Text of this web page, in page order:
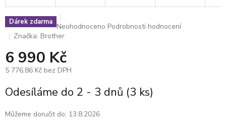
Dárek zdarma Průměrné
hodnocení
je
0,0
z
hvězdiček.
Neohodnoceno Podrobnosti hodnocení
Značka: Brother
6 990 Kč
5 776,86 Kč bez DPH
cena:
Odesíláme do 2 - 3 dnů (3 ks)
Můžeme doručit do: 13.8.2026